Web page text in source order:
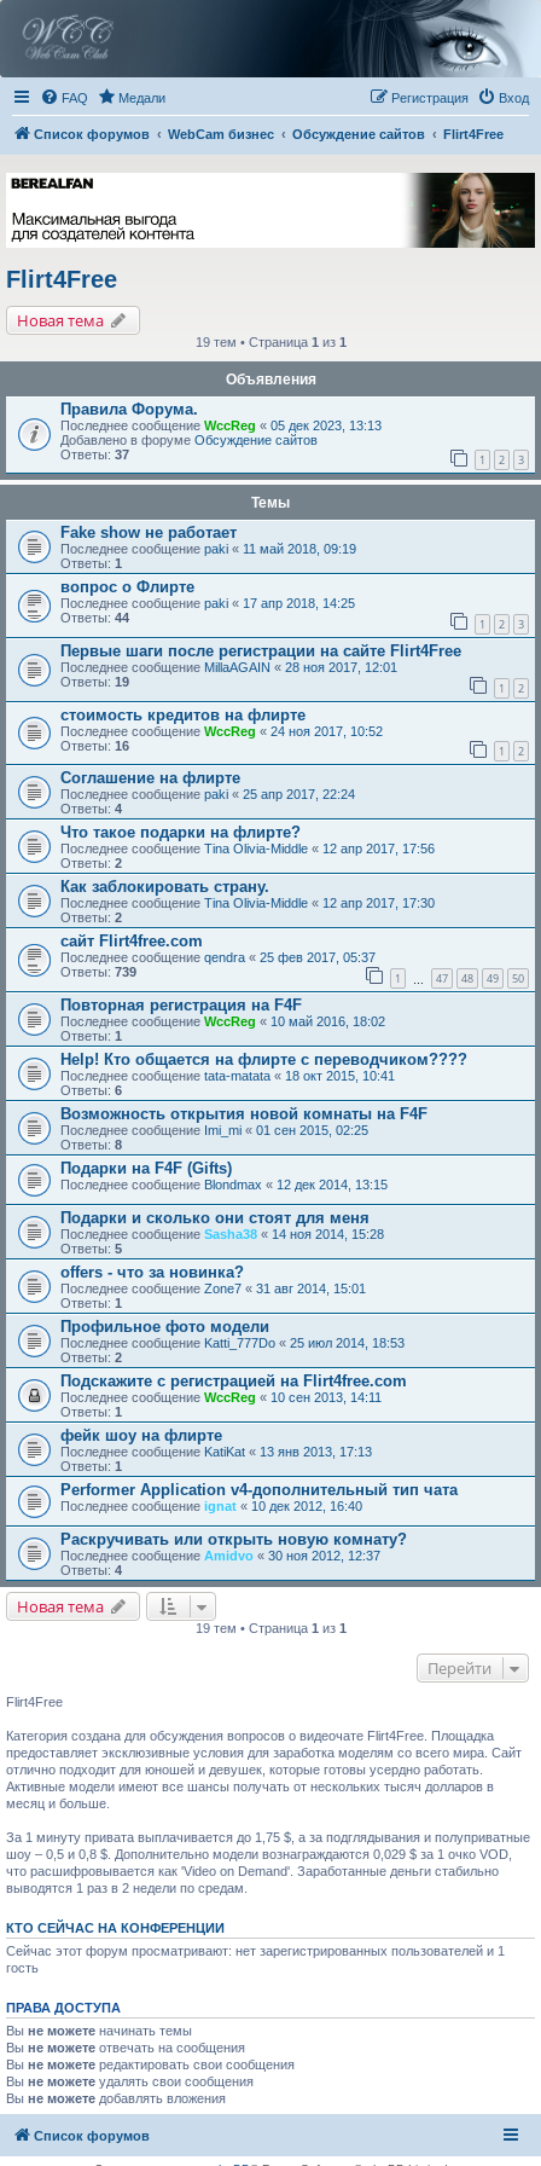
FAQ Медали Вход
Регистрация
Список форумов WebCam бизнес Обсуждение сайтов Flirt4Free
Flirt4Free
Новая тема
19 тем • Страница 1 из 1
Объявления
Правила Форума.
Последнее сообщение WccReg « 05 дек 2023, 13:13
Добавлено в форуме Обсуждение сайтов
Ответы: 37 1 2 3
Темы
Fake show не работает
Последнее сообщение paki « 11 май 2018, 09:19
Ответы: 1
вопрос о Флирте
Последнее сообщение paki « 17 апр 2018, 14:25
Ответы: 44 1 2 3
Первые шаги после регистрации на сайте Flirt4Free
Последнее сообщение MillaAGAIN « 28 ноя 2017, 12:01
Ответы: 19 1 2
стоимость кредитов на флирте
Последнее сообщение WccReg « 24 ноя 2017, 10:52
Ответы: 16 1 2
Соглашение на флирте
Последнее сообщение paki « 25 апр 2017, 22:24
Ответы: 4
Что такое подарки на флирте?
Последнее сообщение Tina Olivia-Middle « 12 апр 2017, 17:56
Ответы: 2
Как заблокировать страну.
Последнее сообщение Tina Olivia-Middle « 12 апр 2017, 17:30
Ответы: 2
сайт Flirt4free.com
Последнее сообщение qendra « 25 фев 2017, 05:37
Ответы: 739 1 47 48 49 50
Повторная регистрация на F4F
Последнее сообщение WccReg « 10 май 2016, 18:02
Ответы: 1
Help! Кто общается на флирте с переводчиком????
Последнее сообщение tata-matata « 18 окт 2015, 10:41
Ответы: 6
Возможность открытия новой комнаты на F4F
Последнее сообщение Imi_mi « 01 сен 2015, 02:25
Ответы: 8
Подарки на F4F (Gifts)
Последнее сообщение Blondmax « 12 дек 2014, 13:15
Подарки и сколько они стоят для меня
Последнее сообщение Sasha38 « 14 ноя 2014, 15:28
Ответы: 5
offers - что за новинка?
Последнее сообщение Zone7 « 31 авг 2014, 15:01
Ответы: 1
Профильное фото модели
Последнее сообщение Katti_777Do « 25 июл 2014, 18:53
Ответы: 2
Подскажите с регистрацией на Flirt4free.com
Последнее сообщение WccReg « 10 сен 2013, 14:11
Ответы: 1
фейк шоу на флирте
Последнее сообщение KatiKat « 13 янв 2013, 17:13
Ответы: 1
Performer Application v4-дополнительный тип чата
Последнее сообщение ignat « 10 дек 2012, 16:40
Раскручивать или открыть новую комнату?
Последнее сообщение Amidvo « 30 ноя 2012, 12:37
Ответы: 4
Новая тема
19 тем • Страница 1 из 1
Перейти
Flirt4Free
Категория создана для обсуждения вопросов о видеочате Flirt4Free. Площадка
предоставляет эксклюзивные условия для заработка моделям со всего мира. Сайт
отлично подходит для юношей и девушек, которые готовы усердно работать.
Активные модели имеют все шансы получать от нескольких тысяч долларов в
месяц и больше.
За 1 минуту привата выплачивается до 1,75 $, а за подглядывания и полуприватные
шоу – 0,5 и 0,8 $. Дополнительно модели вознаграждаются 0,029 $ за 1 очко VOD,
что расшифровывается как 'Video on Demand'. Заработанные деньги стабильно
выводятся 1 раз в 2 недели по средам.
КТО СЕЙЧАС НА КОНФЕРЕНЦИИ
Сейчас этот форум просматривают: нет зарегистрированных пользователей и 1
гость
ПРАВА ДОСТУПА
Вы не можете начинать темы
Вы не можете отвечать на сообщения
Вы не можете редактировать свои сообщения
Вы не можете удалять свои сообщения
Вы не можете добавлять вложения
Список форумов